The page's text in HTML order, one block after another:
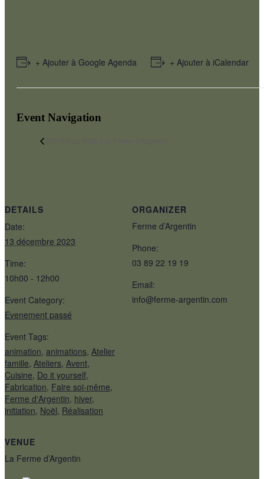
+ Ajouter à Google Agenda + Ajouter à iCalendar
Event Navigation
DETAILS
Date:
13 décembre 2023
Time:
10h00 - 12h00
Event Category:
Evenement passé
Event Tags:
animation, animations, Atelier
famille, Ateliers, Avent,
Cuisine, Do it yourself,
Fabrication, Faire soi-même,
Ferme d'Argentin, hiver,
initiation, Noël, Réalisation
VENUE
La Ferme d’Argentin
ORGANIZER
Ferme d’Argentin
Phone:
03 89 22 19 19
Email:
info@ferme-argentin.com